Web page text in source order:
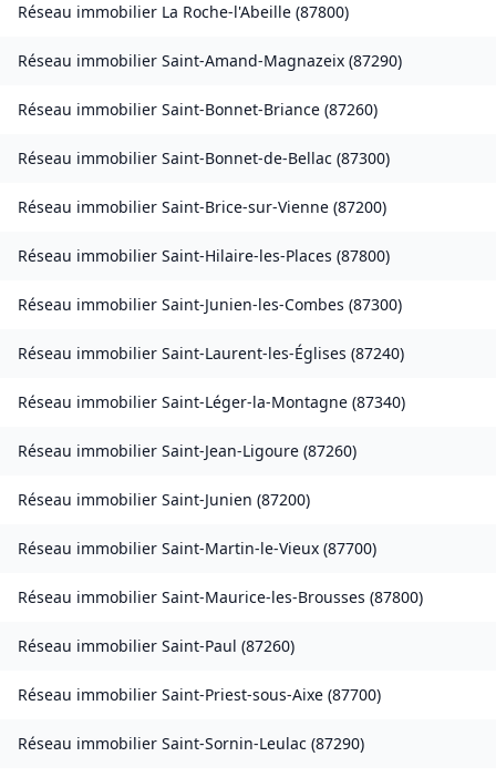
Réseau immobilier La Roche-l'Abeille (87800)
Réseau immobilier Saint-Amand-Magnazeix (87290)
Réseau immobilier Saint-Bonnet-Briance (87260)
Réseau immobilier Saint-Bonnet-de-Bellac (87300)
Réseau immobilier Saint-Brice-sur-Vienne (87200)
Réseau immobilier Saint-Hilaire-les-Places (87800)
Réseau immobilier Saint-Junien-les-Combes (87300)
Réseau immobilier Saint-Laurent-les-Églises (87240)
Réseau immobilier Saint-Léger-la-Montagne (87340)
Réseau immobilier Saint-Jean-Ligoure (87260)
Réseau immobilier Saint-Junien (87200)
Réseau immobilier Saint-Martin-le-Vieux (87700)
Réseau immobilier Saint-Maurice-les-Brousses (87800)
Réseau immobilier Saint-Paul (87260)
Réseau immobilier Saint-Priest-sous-Aixe (87700)
Réseau immobilier Saint-Sornin-Leulac (87290)